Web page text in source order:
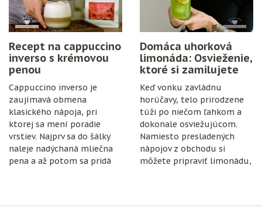
Recept na cappuccino
inverso s krémovou
penou
Cappuccino inverso je
zaujímavá obmena
klasického nápoja, pri
ktorej sa mení poradie
vrstiev. Najprv sa do šálky
naleje nadýchaná mliečna
pena a až potom sa pridá
Domáca uhorková
limonáda: Osvieženie,
ktoré si zamilujete
Keď vonku zavládnu
horúčavy, telo prirodzene
túži po niečom ľahkom a
dokonale osviežujúcom.
Namiesto presladených
nápojov z obchodu si
môžete pripraviť limonádu,